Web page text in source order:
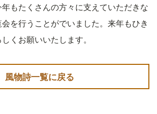
もたくさんの方々に支えていただきな
を行うことがでいました。来年もひき
くお願いいたします。
風物詩一覧に戻る